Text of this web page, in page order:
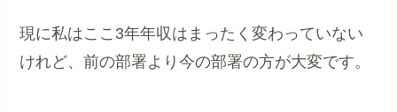
現に私はここ3年年収はまったく変わっていない
けれど、前の部署より今の部署の方が大変です。